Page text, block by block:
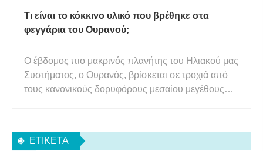
Τι είναι το κόκκινο υλικό που βρέθηκε στα
φεγγάρια του Ουρανού;
Ο έβδομος πιο μακρινός πλανήτης του Ηλιακού μας
Συστήματος, ο Ουρανός, βρίσκεται σε τροχιά από
τους κανονικούς δορυφόρους μεσαίου μεγέθους
(διάμετρος 472 km), τα μεσαία φεγγάρια Ariel και
Umbriel
ΕΤΙΚΈΤΑ